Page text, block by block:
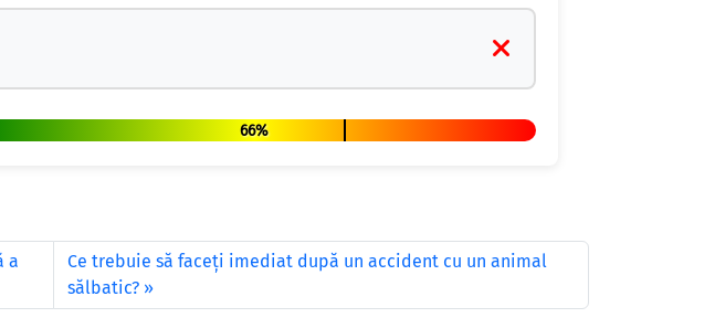
66%
a
Ce trebuie să faceţi imediat după un accident cu un animal
sălbatic?